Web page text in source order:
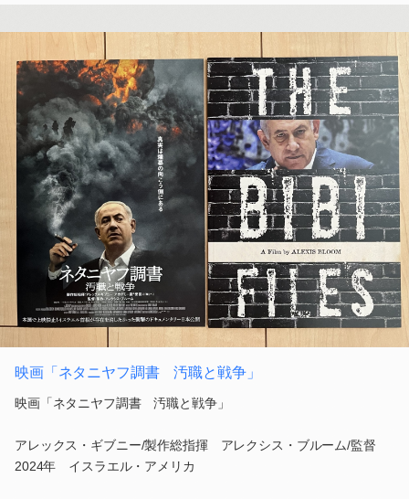
映画「ネタニヤフ調書 汚職と戦争」
映画「ネタニヤフ調書 汚職と戦争」
アレックス・ギブニー/製作総指揮 アレクシス・ブルーム/監督
2024年 イスラエル・アメリカ